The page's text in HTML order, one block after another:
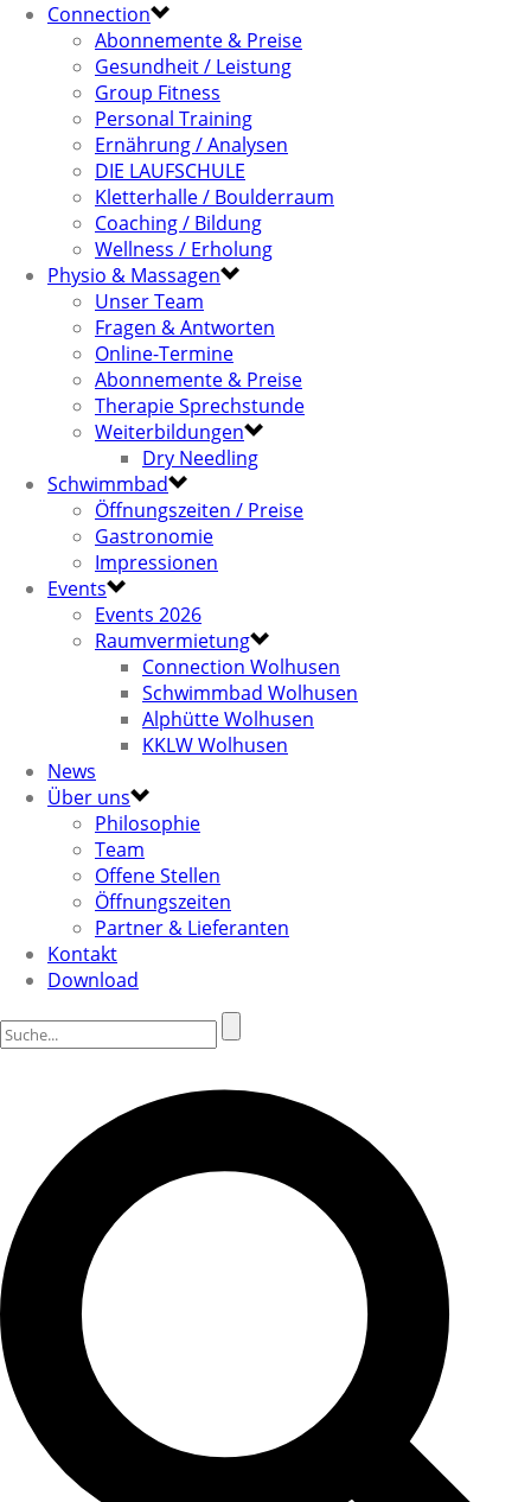
Connection
Abonnemente & Preise
Gesundheit / Leistung
Group Fitness
Personal Training
Ernährung / Analysen
DIE LAUFSCHULE
Kletterhalle / Boulderraum
Coaching / Bildung
Wellness / Erholung
Physio & Massagen
Unser Team
Fragen & Antworten
Online-Termine
Abonnemente & Preise
Therapie Sprechstunde
Weiterbildungen
Dry Needling
Schwimmbad
Öffnungszeiten / Preise
Gastronomie
Impressionen
Events
Events 2026
Raumvermietung
Connection Wolhusen
Schwimmbad Wolhusen
Alphütte Wolhusen
KKLW Wolhusen
News
Über uns
Philosophie
Team
Offene Stellen
Öffnungszeiten
Partner & Lieferanten
Kontakt
Download